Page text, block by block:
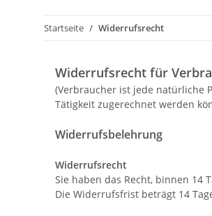
Startseite Widerrufsrecht
Widerrufsrecht für
(Verbraucher ist jede natürliche
Tätigkeit zugerechnet werden
Widerrufsbelehrung
Widerrufsrecht
Sie haben das Recht, binnen 14
Die Widerrufsfrist beträgt 14